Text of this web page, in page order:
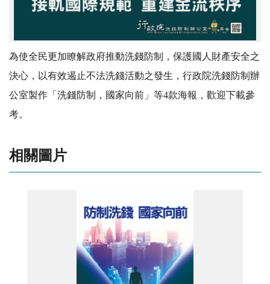
為使全民更加瞭解政府推動洗錢防制，保護國人財產安全之
決心，以有效遏止不法洗錢活動之發生，行政院洗錢防制辦
公室製作「洗錢防制，國家向前」等4款海報，歡迎下載參
考。
相關圖片